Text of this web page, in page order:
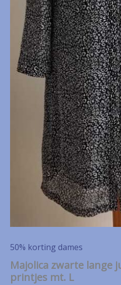
50% korting dames
Majolica zwarte lange
printjes mt. L